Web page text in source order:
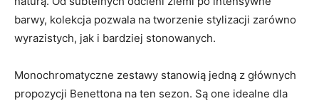
barwy, kolekcja pozwala na tworzenie stylizacji zarówno
wyrazistych, jak i bardziej stonowanych.
Monochromatyczne zestawy stanowią jedną z głównych
propozycji Benettona na ten sezon. Są one idealne dla